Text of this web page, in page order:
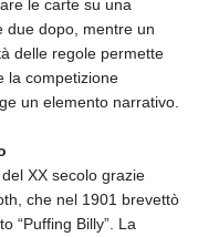
le carte su una
due dopo, mentre un
delle regole permette
la competizione
un elemento narrativo.
XX secolo grazie
che nel 1901 brevettò
“Puffing Billy”. La